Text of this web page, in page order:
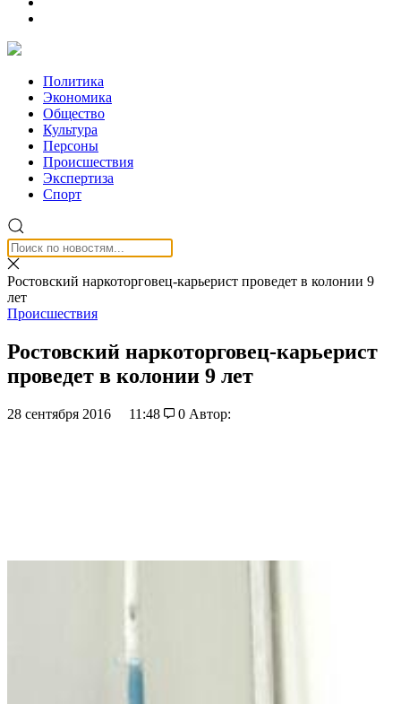
Политика
Экономика
Общество
Культура
Персоны
Происшествия
Экспертиза
Спорт
Ростовский наркоторговец-карьерист проведет в колонии 9
лет
Происшествия
Ростовский наркоторговец-карьерист
проведет в колонии 9 лет
28 сентября 2016 11:48 0 Автор: